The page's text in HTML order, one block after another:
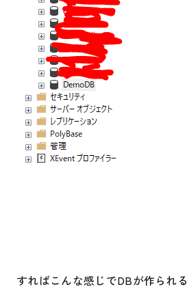
すればこんな感じでDBが作られる